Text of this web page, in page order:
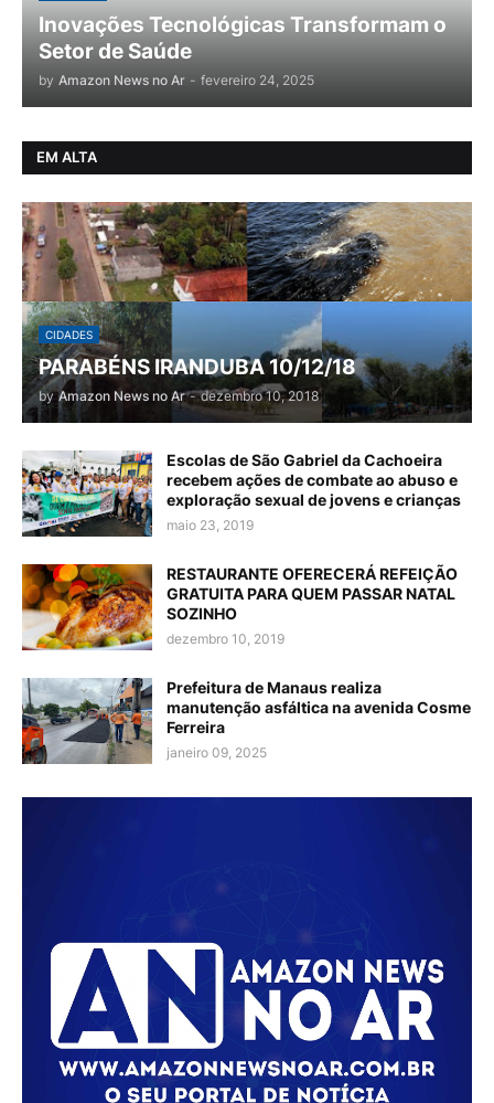
Inovações Tecnológicas Transformam o
Setor de Saúde
by Amazon News no Ar - fevereiro 24, 2025
EM ALTA
CIDADES
PARABÉNS IRANDUBA 10/12/18
by Amazon News no Ar - dezembro 10, 2018
Escolas de São Gabriel da Cachoeira
recebem ações de combate ao abuso e
exploração sexual de jovens e crianças
maio 23, 2019
RESTAURANTE OFERECERÁ REFEIÇÃO
GRATUITA PARA QUEM PASSAR NATAL
SOZINHO
dezembro 10, 2019
Prefeitura de Manaus realiza
manutenção asfáltica na avenida Cosme
Ferreira
janeiro 09, 2025